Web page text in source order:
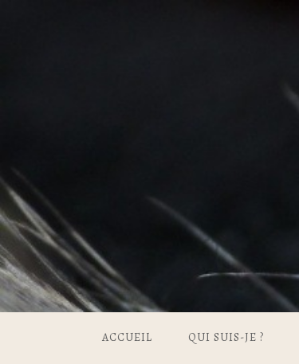
ACCUEIL QUI SUIS-JE ?